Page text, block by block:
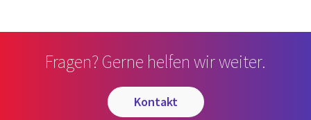
Fragen? Gerne helfen wir weiter.
kontakt